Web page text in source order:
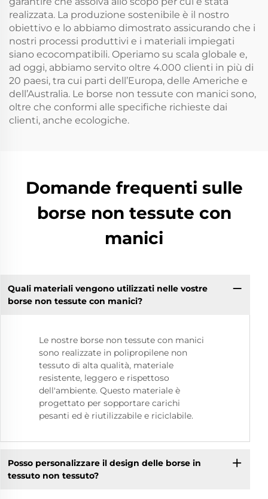
realizzata. La produzione sostenibile è il nostro
obiettivo e lo abbiamo dimostrato assicurando che i
nostri processi produttivi e i materiali impiegati
siano ecocompatibili. Operiamo su scala globale e,
ad oggi, abbiamo servito oltre 4.000 clienti in più di
20 paesi, tra cui parti dell’Europa, delle Americhe e
dell’Australia. Le borse non tessute con manici sono,
oltre che conformi alle specifiche richieste dai
clienti, anche ecologiche.
Domande frequenti sulle
borse non tessute con
manici
Quali materiali vengono utilizzati nelle vostre
borse non tessute con manici?
Le nostre borse non tessute con manici
sono realizzate in polipropilene non
tessuto di alta qualità, materiale
resistente, leggero e rispettoso
dell'ambiente. Questo materiale è
progettato per sopportare carichi
pesanti ed è riutilizzabile e riciclabile.
Posso personalizzare il design delle borse in
tessuto non tessuto?